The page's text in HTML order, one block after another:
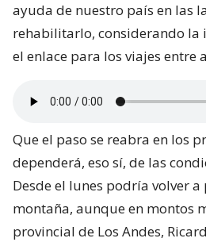
ayuda de nuestro país en las
rehabilitarlo, considerando la
el enlace para los viajes entre
Que el paso se reabra en los
dependerá, eso sí, de las
Desde el lunes podría volver
montaña, aunque en montos
provincial de Los Andes,